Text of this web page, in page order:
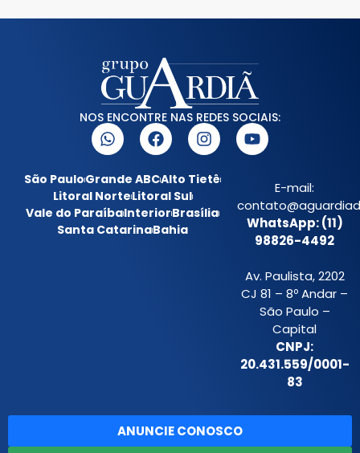
NOS ENCONTRE NAS REDES SOCIAIS:
São PauloGrande ABCAlto Tietê
Litoral NorteLitoral Sul
Vale do ParaíbaInteriorBrasília
Santa CatarinaBahia
E-mail:
WhatsApp: (11)
98826-4492
Av. Paulista, 2202
CJ 81 – 8º Andar –
São Paulo –
Capital
CNPJ:
20.431.559/0001-
83
ANUNCIE CONOSCO